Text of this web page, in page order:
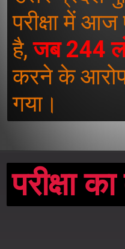
परीक्षा में
है,जब 244
करने के आरोप
गया।
परीक्षा का
परीक्षा का